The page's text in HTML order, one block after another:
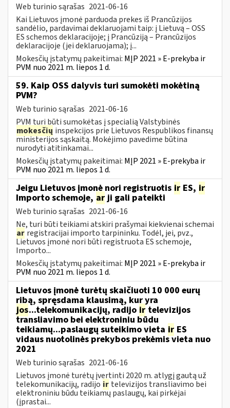
Web turinio sąrašas 2021-06-16
Kai Lietuvos įmonė parduoda prekes iš Prancūzijos
sandėlio, pardavimai deklaruojami taip: į Lietuvą – OSS
ES schemos deklaracijoje; į Prancūziją – Prancūzijos
deklaracijoje (jei deklaruojama); į...
Mokesčių įstatymų pakeitimai: MĮP 2021 » E-prekyba ir
PVM nuo 2021 m. liepos 1 d.
59. Kaip OSS dalyvis turi sumokėti mokėtiną
PVM?
Web turinio sąrašas 2021-06-16
PVM turi būti sumokėtas į specialią Valstybinės
mokesčių inspekcijos prie Lietuvos Respublikos finansų
ministerijos sąskaitą. Mokėjimo pavedime būtina
nurodyti atitinkamai...
Mokesčių įstatymų pakeitimai: MĮP 2021 » E-prekyba ir
PVM nuo 2021 m. liepos 1 d.
Jeigu Lietuvos įmonė nori registruotis ir ES, ir
Importo schemoje, arji gali pateikti
Web turinio sąrašas 2021-06-16
Ne, turi būti teikiami atskiri prašymai kiekvienai schemai
ar registracijai importo tarpininku. Todėl, jei, pvz.,
Lietuvos įmonė nori būti registruota ES schemoje,
Importo...
Mokesčių įstatymų pakeitimai: MĮP 2021 » E-prekyba ir
PVM nuo 2021 m. liepos 1 d.
Lietuvos įmonė turėtų skaičiuoti 10 000 eurų
ribą, spręsdama klausimą, kur yra
jos...telekomunikacijų, radijo ir televizijos
transliavimo bei elektroniniu būdu
teikiamų...paslaugų suteikimo vieta ir ES
vidaus nuotolinės prekybos prekėmis vieta nuo
2021
Web turinio sąrašas 2021-06-16
Lietuvos įmonė turėtų įvertinti 2020 m. atlygį gautą už
telekomunikacijų, radijo ir televizijos transliavimo bei
elektroniniu būdu teikiamų paslaugų, kai pirkėjai
(įprastai...